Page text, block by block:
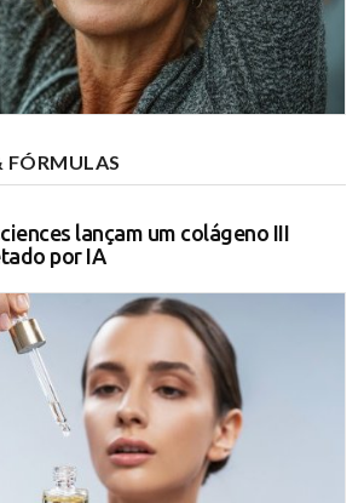
FÓRMULAS
lançam um colágeno III
por IA